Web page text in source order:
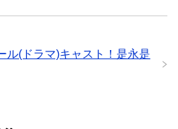
ル(ドラマ)キャスト！是永是